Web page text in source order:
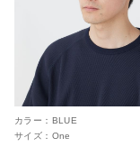
カラー： BLUE
サイズ： One